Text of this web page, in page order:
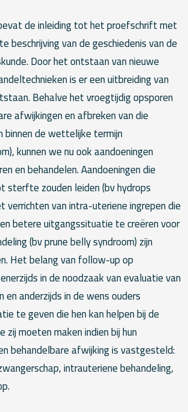
de inleiding tot het proefschrift met
beschrijving van de geschiedenis van de
Door het ontstaan van nieuwe
is er een uitbreiding van
Behalve het vroegtijdig opsporen
afwijkingen en afbreken van die
binnen de wettelijke termijn
kunnen we nu ook aandoeningen
en behandelen. Aandoeningen die
sterfte zouden leiden (bv hydrops
van intra-uteriene ingrepen die
betere uitgangssituatie te creëren voor
(bv prune belly syndroom) zijn
Het belang van follow-up op
in de noodzaak van evaluatie van
en anderzijds in de wens ouders
te geven die hen kan helpen bij de
zij moeten maken indien bij hun
behandelbare afwijking is vastgesteld:
intrauteriene behandeling,